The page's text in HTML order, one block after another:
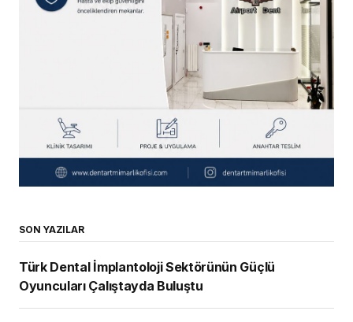
SON YAZILAR
Türk Dental İmplantoloji Sektörünün Güçlü
Oyuncuları Çalıştayda Buluştu